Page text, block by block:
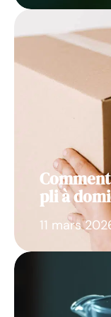
pli à
11 mars